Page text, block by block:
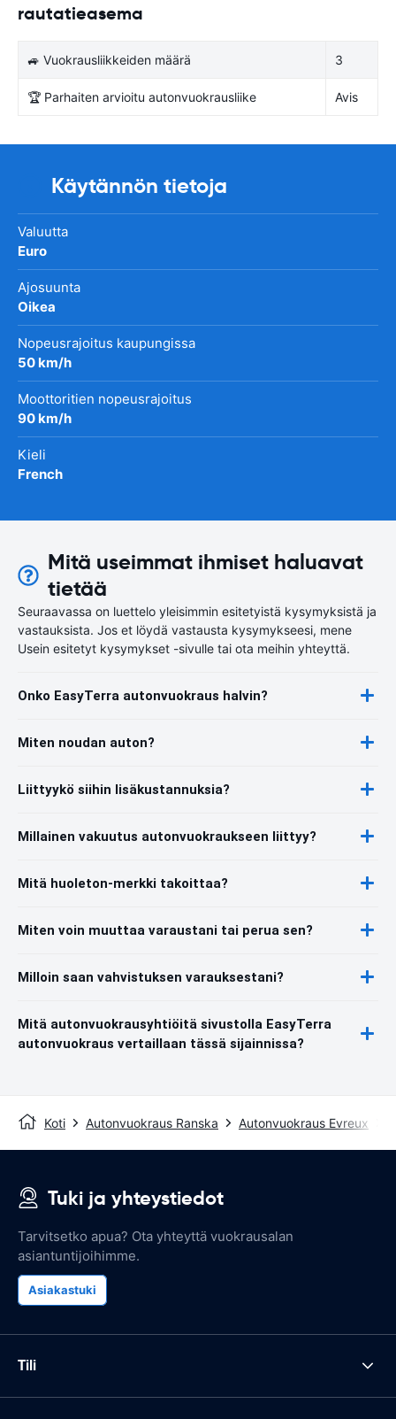
rautatieasema
🚙 Vuokrausliikkeiden määrä 3
🏆 Parhaiten arvioitu autonvuokrausliike Avis
Käytännön tietoja
Valuutta
Euro
Ajosuunta
Oikea
Nopeusrajoitus kaupungissa
50 km/h
Moottoritien nopeusrajoitus
90 km/h
Kieli
French
Mitä useimmat ihmiset haluavat
tietää
Seuraavassa on luettelo yleisimmin esitetyistä kysymyksistä ja
vastauksista. Jos et löydä vastausta kysymykseesi, mene
Usein esitetyt kysymykset -sivulle tai ota meihin yhteyttä.
Onko EasyTerra autonvuokraus halvin?
Miten noudan auton?
Liittyykö siihin lisäkustannuksia?
Millainen vakuutus autonvuokraukseen liittyy?
Mitä huoleton-merkki takoittaa?
Miten voin muuttaa varaustani tai perua sen?
Milloin saan vahvistuksen varauksestani?
Mitä autonvuokrausyhtiöitä sivustolla EasyTerra
autonvuokraus vertaillaan tässä sijainnissa?
Koti Autonvuokraus Ranska Autonvuokraus Evreux
Tuki ja yhteystiedot
Tarvitsetko apua? Ota yhteyttä vuokrausalan
asiantuntijoihimme.
Asiakastuki
Tili